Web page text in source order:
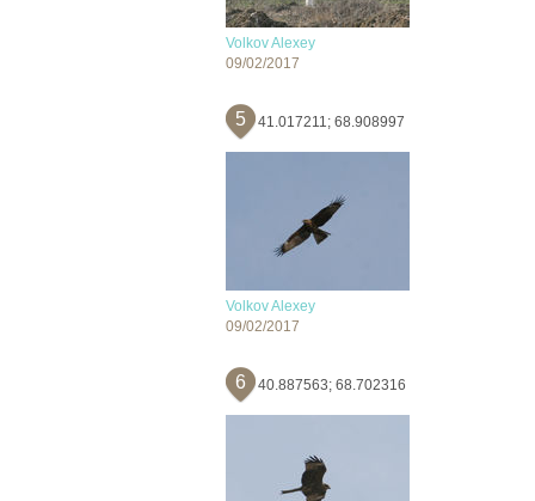
Volkov Alexey
09/02/2017
5 41.017211; 68.908997
Volkov Alexey
09/02/2017
6 40.887563; 68.702316